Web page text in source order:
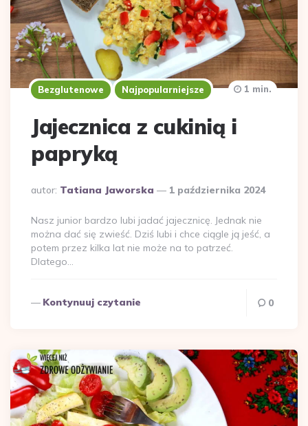
Bezglutenowe Najpopularniejsze
Jajecznica z cukinią i
papryką
Dodane
autor: Tatiana Jaworska 1 października 2024
1 min.
Nasz junior bardzo lubi jadać jajecznicę. Jednak nie
można dać się zwieść. Dziś lubi i chce ciągle ją jeść, a
potem przez kilka lat nie może na to patrzeć.
Dlatego…
Kontynuuj czytanie 0